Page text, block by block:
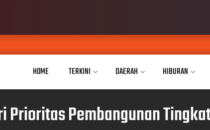
HOME TERKINI DAERAH HIBURAN
Prioritas Pembangunan